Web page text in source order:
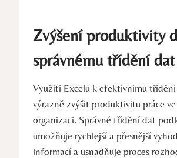
Zvýšení produktivity
správnému třídění dat
Využití Excelu k efektivnímu
výrazně zvýšit produktivitu práce ve
organizaci. Správné třídění dat
umožňuje rychlejší a přesnější
informací a usnadňuje proces